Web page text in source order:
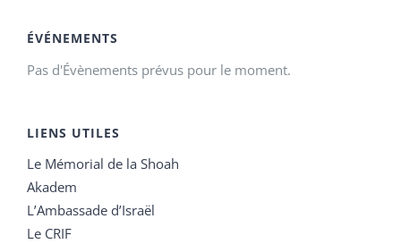
ÉVÉNEMENTS
Pas d'Évènements prévus pour le moment.
LIENS UTILES
Le Mémorial de la Shoah
Akadem
L’Ambassade d’Israël
Le CRIF